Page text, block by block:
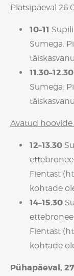
Platsipäeval
10–11
Sumega.
11.30–12.30
Sumega.
Avatud hoovide
12–13.30
Fientast
kohtade
14–15.30
Fientast
kohtade
Pühapäeval,